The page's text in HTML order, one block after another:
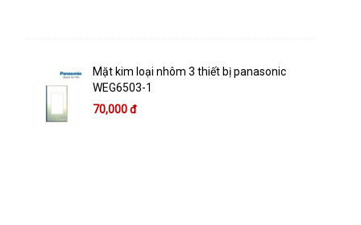
Mặt kim loại nhôm 3 thiết bị panasonic
WEG6503-1
70,000 đ